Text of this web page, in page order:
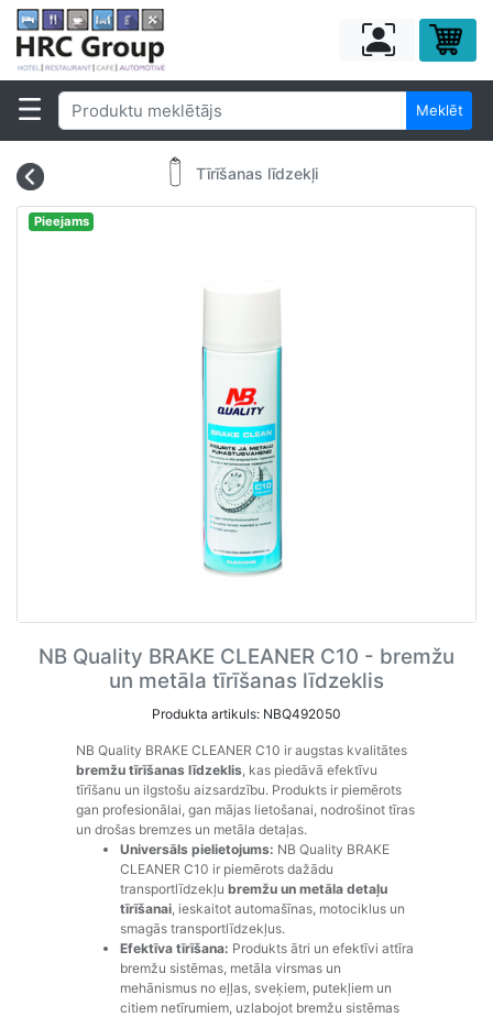
Meklēt
Tīrīšanas līdzekļi
Pieejams
NB Quality BRAKE CLEANER C10 - bremžu
un metāla tīrīšanas līdzeklis
Produkta artikuls: NBQ492050
NB Quality BRAKE CLEANER C10 ir augstas kvalitātes
bremžu tīrīšanas līdzeklis, kas piedāvā efektīvu
tīrīšanu un ilgstošu aizsardzību. Produkts ir piemērots
gan profesionālai, gan mājas lietošanai, nodrošinot tīras
un drošas bremzes un metāla detaļas.
Universāls pielietojums: NB Quality BRAKE
CLEANER C10 ir piemērots dažādu
transportlīdzekļu bremžu un metāla detaļu
tīrīšanai, ieskaitot automašīnas, motociklus un
smagās transportlīdzekļus.
Efektīva tīrīšana: Produkts ātri un efektīvi attīra
bremžu sistēmas, metāla virsmas un
mehānismus no eļļas, sveķiem, putekļiem un
citiem netīrumiem, uzlabojot bremžu sistēmas